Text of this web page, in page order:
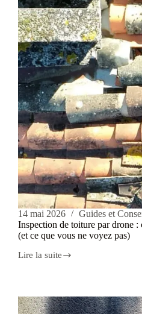
14 mai 2026 Guides et
Inspection de toiture par drone :
(et ce que vous ne voyez pas)
Lire la suite